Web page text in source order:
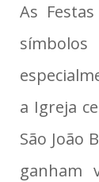
As
a Igreja
São João
ganham